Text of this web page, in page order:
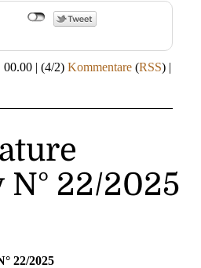
00.00 | (4/2) Kommentare (RSS) |
22/2025
22/2025